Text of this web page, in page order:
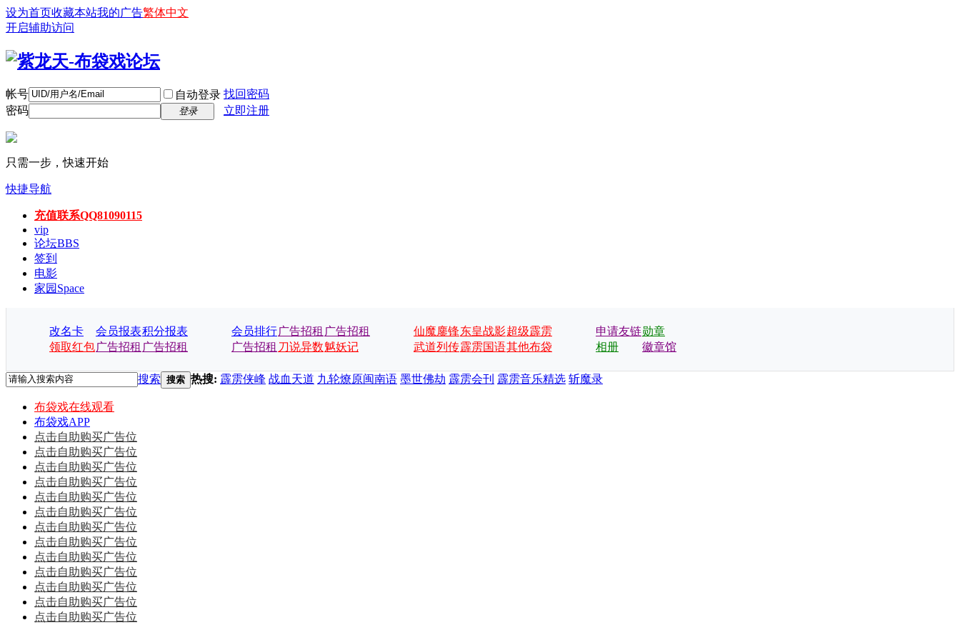
设为首页收藏本站我的广告繁体中文
开启辅助访问
帐号 自动登录 找回密码
密码
登录 立即注册
只需一步，快速开始
快捷导航
充值联系QQ81090115
vip
论坛BBS
签到
电影
家园 Space
改名卡 会员报表积分报表
领取红包广告招租 广告招租
会员排行广告招租 广告招租
广告招租 刀说异数魆妖记
仙魔鏖锋东皇战影超级霹雳
会
武道列传霹雳国语其他布袋
申请友链勋章
相册
徽章馆
搜索 搜索 热搜: 霹雳侠峰 战血天道 九轮燎原闽南语 墨世佛劫 霹雳会刊 霹雳音乐精选 斩魔录
布袋戏在线观看
布袋戏APP
点击自助购买广告位
点击自助购买广告位
点击自助购买广告位
点击自助购买广告位
点击自助购买广告位
点击自助购买广告位
点击自助购买广告位
点击自助购买广告位
点击自助购买广告位
点击自助购买广告位
点击自助购买广告位
点击自助购买广告位
点击自助购买广告位